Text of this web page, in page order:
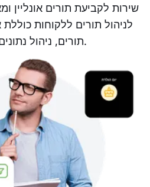
שירות לקביעת תורים אונליין
לניהול תורים ללקוחות
תורים, ניהול נתונים וקביעת תורים דרך האתר.